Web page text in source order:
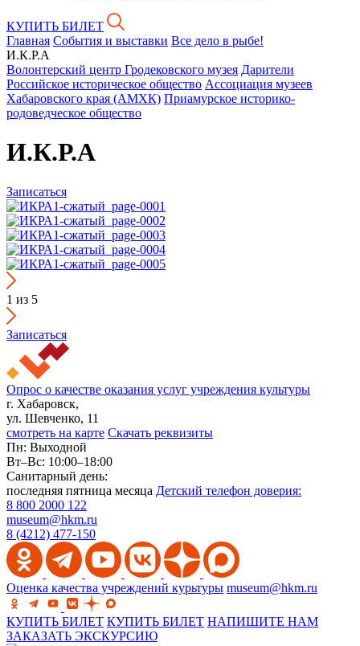
КУПИТЬ БИЛЕТ
Главная События и выставки Все дело в рыбе!
И.К.Р.А
Волонтерский центр Гродековского музея Дарители
Российское историческое общество Ассоциация музеев
Хабаровского края (АМХК) Приамурское историко-
родоведческое общество
И.К.Р.А
Записаться
1 из 5
Записаться
Опрос о качестве оказания услуг учреждения культуры
г. Хабаровск,
ул. Шевченко, 11
смотреть на карте Скачать реквизиты
Пн: Выходной
Вт–Вс: 10:00–18:00
Санитарный день:
последняя пятница месяца Детский телефон доверия:
8 800 2000 122
museum@hkm.ru
8 (4212) 477-150
Оценка качества учреждений курьтуры museum@hkm.ru
КУПИТЬ БИЛЕТ КУПИТЬ БИЛЕТ НАПИШИТЕ НАМ
ЗАКАЗАТЬ ЭКСКУРСИЮ